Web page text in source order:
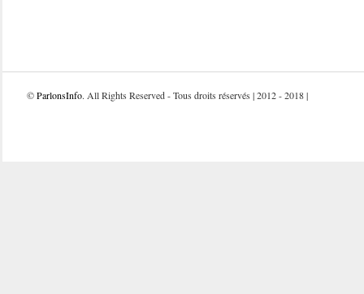
©ParlonsInfo. All Rights Reserved - Tous droits réservés | 2012 - 2018 |